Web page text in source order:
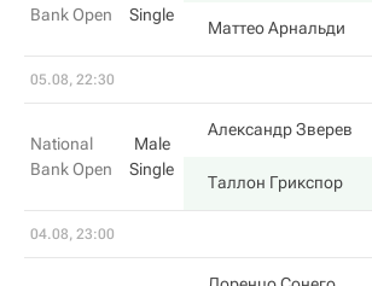
Bank Open
Single
Маттео Арнальди
05.08, 22:30
National
Bank Open
Male
Single
Александр Зверев
Таллон Грикспор
04.08, 23:00